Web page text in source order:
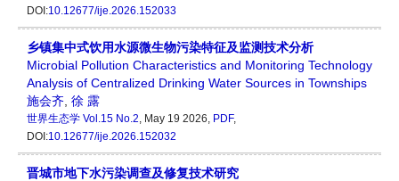
DOI:10.12677/ije.2026.152033
乡镇集中式饮用水源微生物污染特征及监测技术分析
Microbial Pollution Characteristics and Monitoring Technology
Analysis of Centralized Drinking Water Sources in Townships
施会齐 徐 露
世界生态学 Vol.15 No.2, May 19 2026, PDF,
DOI:10.12677/ije.2026.152032
晋城市地下水污染调查及修复技术研究